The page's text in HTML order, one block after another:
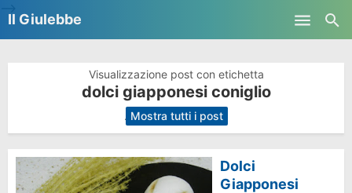
Il Giulebbe
Visualizzazione post con etichetta
dolci giapponesi coniglio
. Mostra tutti i post
Dolci
Giapponesi